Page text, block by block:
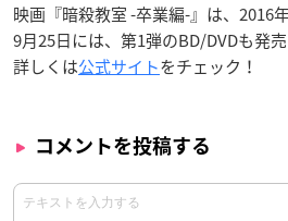
映画『暗殺教室 -卒業編-』は、2016
9月25日には、第1弾のBD/DVDも発売
詳しくは公式サイトをチェック！
コメントを投稿する